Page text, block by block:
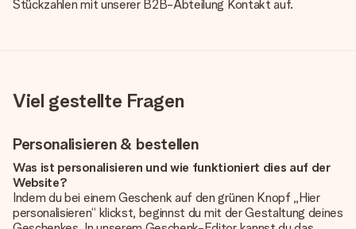
Stückzahlen mit unserer B2B-Abteilung Kontakt auf.
Viel gestellte Fragen
Personalisieren & bestellen
Was ist personalisieren und wie funktioniert dies auf der
Website?
Indem du bei einem Geschenk auf den grünen Knopf „Hier
personalisieren“ klickst, beginnst du mit der Gestaltung deines